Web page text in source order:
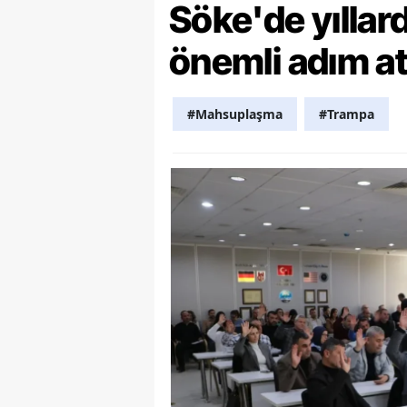
Söke'de
önemli adım
#Mahsuplaşma #Trampa